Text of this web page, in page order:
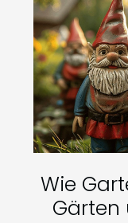
Wie
Gärten